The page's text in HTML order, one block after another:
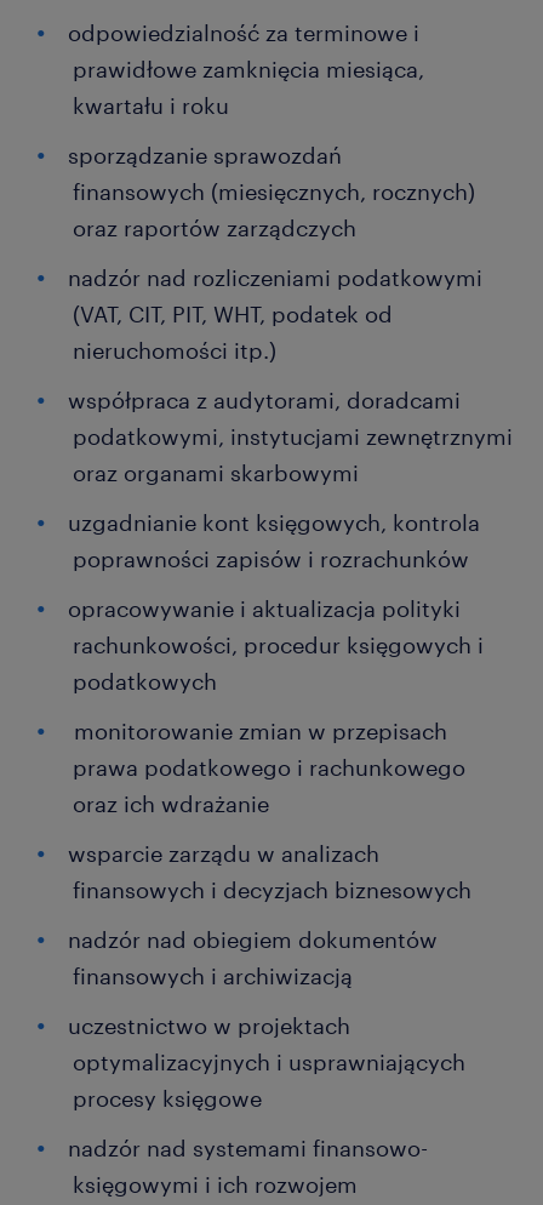
odpowiedzialność za terminowe i
prawidłowe zamknięcia miesiąca,
kwartału i roku
sporządzanie sprawozdań
finansowych (miesięcznych, rocznych)
oraz raportów zarządczych
nadzór nad rozliczeniami podatkowymi
(VAT, CIT, PIT, WHT, podatek od
nieruchomości itp.)
współpraca z audytorami, doradcami
podatkowymi, instytucjami zewnętrznymi
oraz organami skarbowymi
uzgadnianie kont księgowych, kontrola
poprawności zapisów i rozrachunków
opracowywanie i aktualizacja polityki
rachunkowości, procedur księgowych i
podatkowych
monitorowanie zmian w przepisach
prawa podatkowego i rachunkowego
oraz ich wdrażanie
wsparcie zarządu w analizach
finansowych i decyzjach biznesowych
nadzór nad obiegiem dokumentów
finansowych i archiwizacją
uczestnictwo w projektach
optymalizacyjnych i usprawniających
procesy księgowe
nadzór nad systemami finansowo-
księgowymi i ich rozwojem